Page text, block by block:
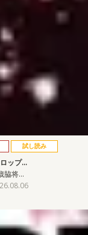
試し読み
ップ…
脇将…